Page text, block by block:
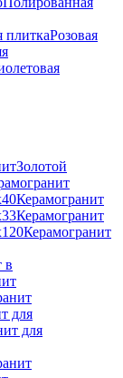
плиткаРозовая
Золотой
Керамогранит
Керамогранит
Керамогранит
в
для
для